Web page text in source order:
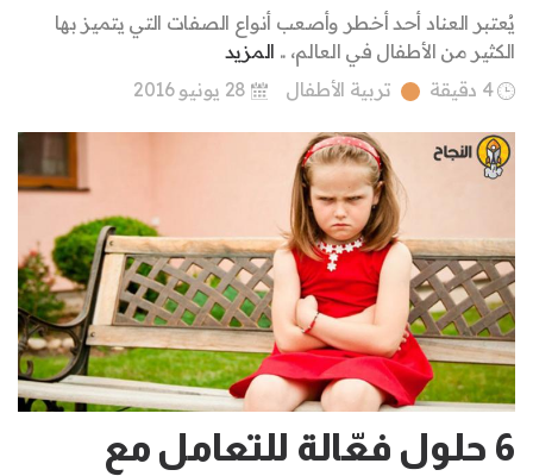
يُعتبر العناد أحد أخطر وأصعب أنواع الصفات التي يتميز بها
الكثير من الأطفال في العالم، .. المزيد
4 دقيقة
تربية الأطفال
6 حلول فعّالة للتعامل مع